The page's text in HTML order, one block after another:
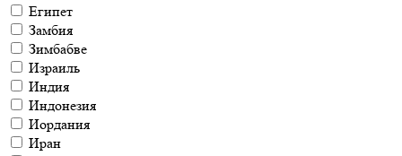
Египет
Замбия
Зимбабве
Израиль
Индия
Индонезия
Иордания
Иран